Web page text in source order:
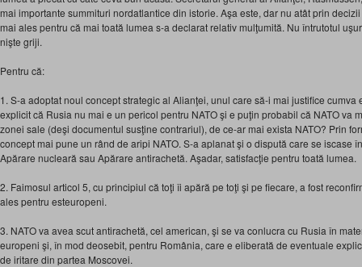
mai importante summituri nordatlantice din istorie. Aşa este, dar nu atât prin
mai ales pentru că mai toată lumea s-a declarat relativ mulţumită. Nu întrutotul
nişte griji.
Pentru că:
1. S-a adoptat noul concept strategic al Alianţei, unul care să-i mai justifice cumva
explicit că Rusia nu mai e un pericol pentru NATO şi e puţin probabil că NATO va
zonei sale (deşi documentul susţine contrariul), de ce-ar mai exista NATO? Prin
concept mai pune un rând de aripi NATO. S-a aplanat şi o dispută care se iscase
Apărare nucleară sau Apărare antirachetă. Aşadar, satisfacţie pentru toată lumea.
2. Faimosul articol 5, cu principiul că toţi îi apără pe toţi şi pe fiecare, a fost
ales pentru esteuropeni.
3. NATO va avea scut antirachetă, cel american, şi se va conlucra cu Rusia în
europeni şi, în mod deosebit, pentru România, care e eliberată de eventuale
de iritare din partea Moscovei.